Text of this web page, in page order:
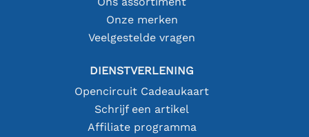
Onze merken
Veelgestelde vragen
DIENSTVERLENING
Opencircuit Cadeaukaart
Schrijf een artikel
Affiliate programma